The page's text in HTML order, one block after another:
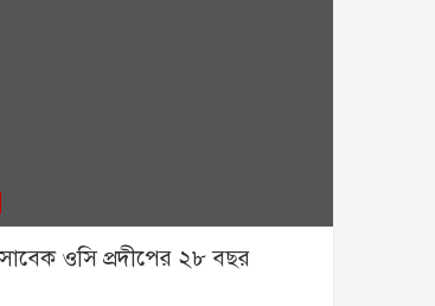
ওসি প্রদীপের ২৮ বছর